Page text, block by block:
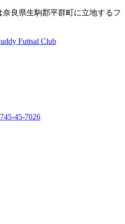
良県生駒郡平群町に立地するフ
45-7026